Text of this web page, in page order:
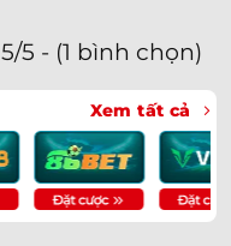
5/5 - (1 bình chọn)
Xem tất cả